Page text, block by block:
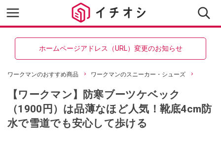
ホームページアドレス（URL）変更のお知らせ
ワークマンのおすすめ商品 ワークマンのスニーカー・シューズ
【ワークマン】防寒ブーツケベック
（1900円）は品薄なほど人気！靴底4cm防
水で雪道でも安心して歩ける